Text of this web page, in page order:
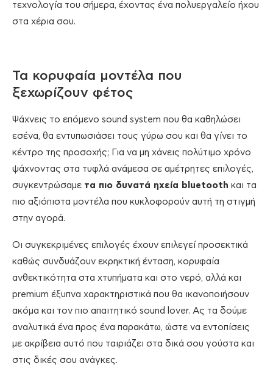
τεχνολογία του σήμερα, έχοντας ένα πολυεργαλείο ήχου
στα χέρια σου.
Τα κορυφαία μοντέλα που
ξεχωρίζουν φέτος
Ψάχνεις το επόμενο sound system που θα καθηλώσει
εσένα, θα εντυπωσιάσει τους γύρω σου και θα γίνει το
κέντρο της προσοχής; Για να μη χάνεις πολύτιμο χρόνο
ψάχνοντας στα τυφλά ανάμεσα σε αμέτρητες επιλογές,
συγκεντρώσαμε τα πιο δυνατά ηχεία bluetooth και τα
πιο αξιόπιστα μοντέλα που κυκλοφορούν αυτή τη στιγμή
στην αγορά.
Οι συγκεκριμένες επιλογές έχουν επιλεγεί προσεκτικά
καθώς συνδυάζουν εκρηκτική ένταση, κορυφαία
ανθεκτικότητα στα χτυπήματα και στο νερό, αλλά και
premium έξυπνα χαρακτηριστικά που θα ικανοποιήσουν
ακόμα και τον πιο απαιτητικό sound lover. Ας τα δούμε
αναλυτικά ένα προς ένα παρακάτω, ώστε να εντοπίσεις
με ακρίβεια αυτό που ταιριάζει στα δικά σου γούστα και
στις δικές σου ανάγκες.